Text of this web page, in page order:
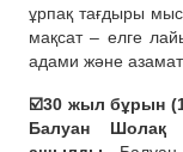
ұрпақ тағдыры
мақсат – елге
адами және
☑️30 жыл бұрын
Балуан Шолақ